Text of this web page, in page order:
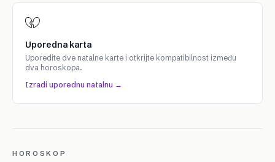
Uporedna karta
Uporedite dve natalne karte i otkrijte kompatibilnost između
dva horoskopa.
Izradi uporednu natalnu →
HOROSKOP